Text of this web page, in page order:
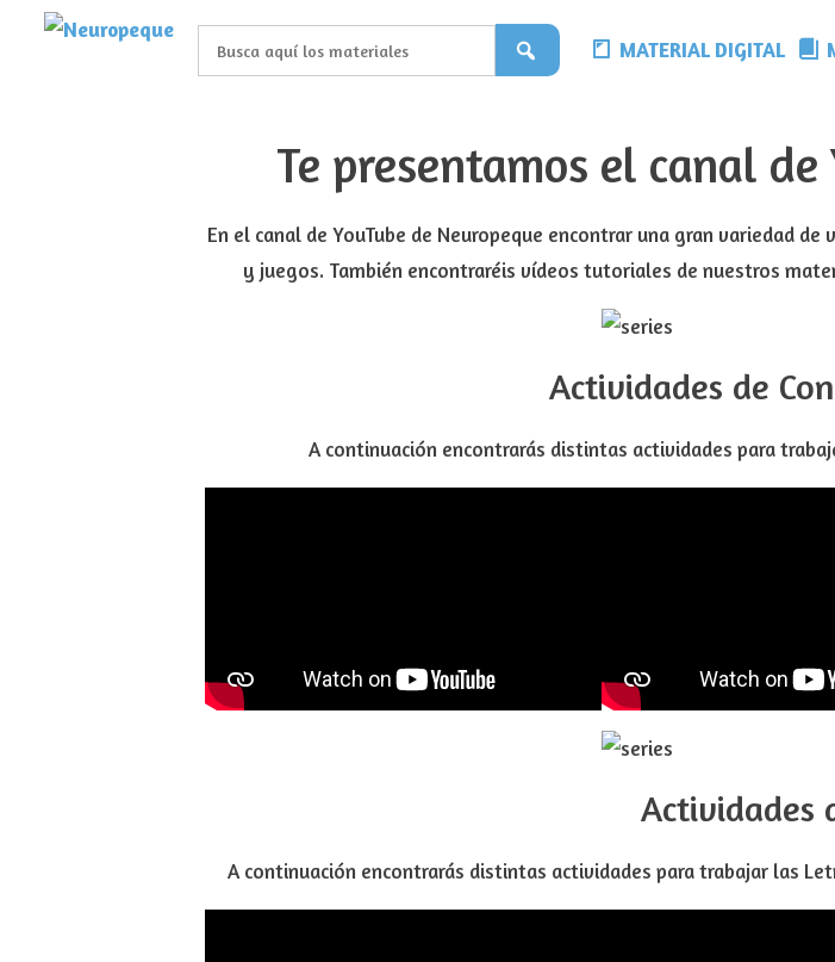
Saltar
MATERIAL DIGITAL
Te presentamos el canal de
En el canal de YouTube de Neuropeque encontrar una gran variedad
y juegos. También encontraréis vídeos tutoriales de nuestros
Actividades de
A continuación encontrarás distintas actividades para
Actividades
A continuación encontrarás distintas actividades para trabajar las